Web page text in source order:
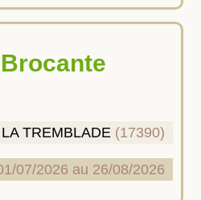
LA TREMBLADE (17390)
07/2026 au 26/08/2026